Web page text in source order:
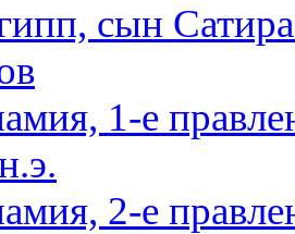
сын
1-е
2-е